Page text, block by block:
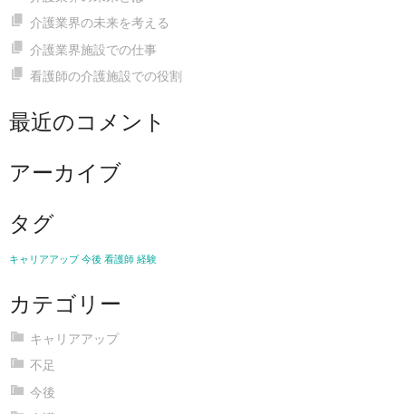
介護業界の未来を考える
介護業界施設での仕事
看護師の介護施設での役割
最近のコメント
アーカイブ
タグ
キャリアアップ 今後 看護師 経験
カテゴリー
キャリアアップ
不足
今後